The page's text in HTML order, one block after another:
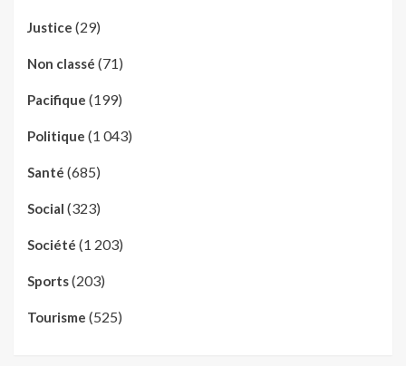
Justice (29)
Non classé (71)
Pacifique (199)
Politique (1 043)
Santé (685)
Social (323)
Société (1 203)
Sports(203)
Tourisme (525)